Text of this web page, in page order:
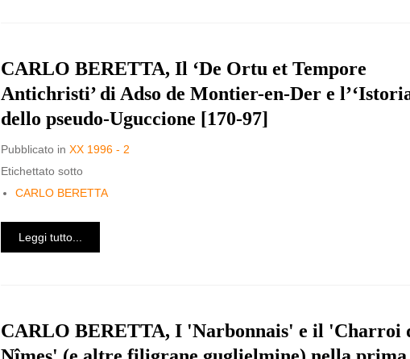
CARLO BERETTA, Il ‘De Ortu et Tempore
Antichristi’ di Adso de Montier-en-Der e
dello pseudo-Uguccione [170-97]
Pubblicato in XX 1996 - 2
Etichettato sotto
CARLO BERETTA
Leggi tutto...
CARLO BERETTA, I 'Narbonnais' e il 'Charroi